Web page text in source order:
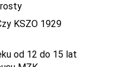
KSZO 1929
od 12 do 15 lat